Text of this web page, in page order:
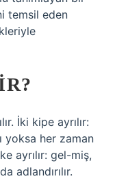
temsil eden
İki kipe ayrılır:
yoksa her zaman
ayrılır: gel-miş,
adlandırılır.